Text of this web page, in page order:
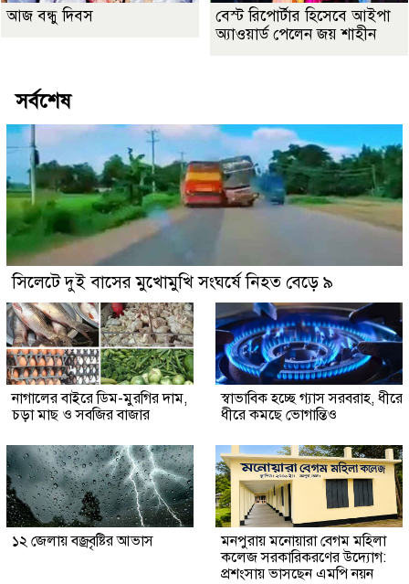
আজ বন্ধু দিবস
বেস্ট রিপোর্টার হিসেবে আইপা
অ্যাওয়ার্ড পেলেন জয় শাহীন
সর্বশেষ
সিলেটে দুই বাসের মুখোমুখি সংঘর্ষে নিহত বেড়ে ৯
নাগালের বাইরে ডিম-মুরগির দাম,
চড়া মাছ ও সবজির বাজার
স্বাভাবিক হচ্ছে গ্যাস সরবরাহ, ধীরে
ধীরে কমছে ভোগান্তিও
১২ জেলায় বজ্রবৃষ্টির আভাস
মনপুরায় মনোয়ারা বেগম মহিলা
কলেজ সরকারিকরণের উদ্যোগ:
প্রশংসায় ভাসছেন এমপি নয়ন